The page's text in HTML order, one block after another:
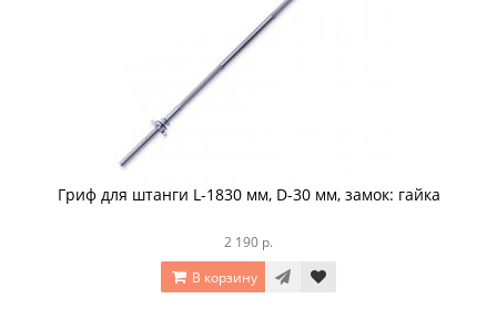
Гриф для штанги L-1830 мм, D-30 мм, замок: гайка
2 190 р.
В корзину